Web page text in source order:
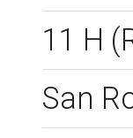
11 H
San